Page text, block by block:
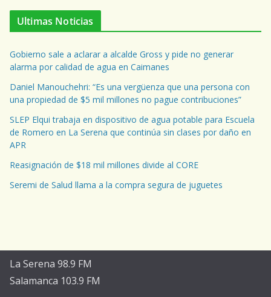
Ultimas Noticias
Gobierno sale a aclarar a alcalde Gross y pide no generar
alarma por calidad de agua en Caimanes
Daniel Manouchehri: “Es una vergüenza que una persona con
una propiedad de $5 mil millones no pague contribuciones”
SLEP Elqui trabaja en dispositivo de agua potable para Escuela
de Romero en La Serena que continúa sin clases por daño en
APR
Reasignación de $18 mil millones divide al CORE
Seremi de Salud llama a la compra segura de juguetes
La Serena 98.9 FM
Salamanca 103.9 FM